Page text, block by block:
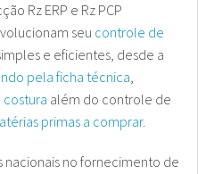
Rz ERP e Rz PCP
seu controle de
e eficientes, desde a
pela ficha técnica,
além do controle de
primas a comprar.
nacionais no fornecimento de